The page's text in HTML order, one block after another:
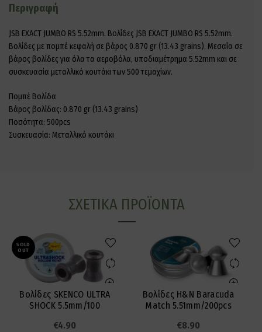
Περιγραφή
JSB EXACT JUMBO RS 5.52mm. Βολίδες JSB EXACT JUMBO RS 5.52mm.
Βολίδες με πομπέ κεφαλή σε βάρος 0.870 gr (13.43 grains). Μεσαία σε
βάρος βολίδες για όλα τα αεροβόλα, υποδιαμέτρημα 5.52mm και σε
συσκευασία μεταλλικό κουτάκι των 500 τεμαχίων.
Πομπέ Βολίδα
Βάρος βολίδας: 0.870 gr (13.43 grains)
Ποσότητα: 500pcs
Συσκευασία: Μεταλλικό κουτάκι
ΣΧΕΤΙΚΆ ΠΡΟΪΌΝΤΑ
SOLD
OUT
Βολίδες SKENCO ULTRA
SHOCK 5.5mm/100
€4.90
Βολίδες H&N Baracuda
Match 5.51mm/200pcs
€8.90